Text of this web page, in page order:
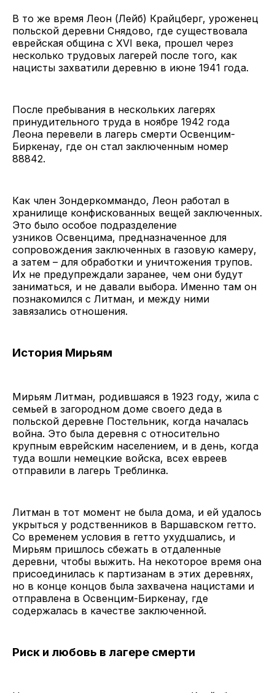
В то же время Леон (Лейб) Крайцберг, уроженец
польской деревни Снядово, где существовала
еврейская община с XVI века, прошел через
несколько трудовых лагерей после того, как
нацисты захватили деревню в июне 1941 года.
После пребывания в нескольких лагерях
принудительного труда в ноябре 1942 года
Леона перевели в лагерь смерти Освенцим-
Биркенау, где он стал заключенным номер
88842.
Как член Зондеркоммандо, Леон работал в
хранилище конфискованных вещей заключенных.
Это было особое подразделение
узников Освенцима, предназначенное для
сопровождения заключенных в газовую камеру,
а затем – для обработки и уничтожения трупов.
Их не предупреждали заранее, чем они будут
заниматься, и не давали выбора. Именно там он
познакомился с Литман, и между ними
завязались отношения.
История Мирьям
Мирьям Литман, родившаяся в 1923 году, жила с
семьей в загородном доме своего деда в
польской деревне Постельник, когда началась
война. Это была деревня с относительно
крупным еврейским населением, и в день, когда
туда вошли немецкие войска, всех евреев
отправили в лагерь Треблинка.
Литман в тот момент не была дома, и ей удалось
укрыться у родственников в Варшавском гетто.
Со временем условия в гетто ухудшались, и
Мирьям пришлось сбежать в отдаленные
деревни, чтобы выжить. На некоторое время она
присоединилась к партизанам в этих деревнях,
но в конце концов была захвачена нацистами и
отправлена в Освенцим-Биркенау, где
содержалась в качестве заключенной.
Риск и любовь в лагере смерти